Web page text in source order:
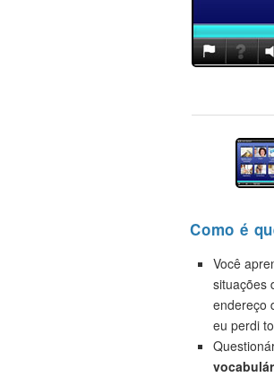
Como é
Você
situações
endereço
eu perdi